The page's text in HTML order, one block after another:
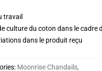
travail
culture du coton dans le cadre
dans le produit reçu
: Moonrise Chandails,